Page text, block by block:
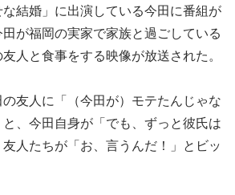
結婚」に出演している今田に番組が
が福岡の実家で家族と過ごしている
人と食事をする映像が放送された。
友人に「（今田が）モテたんじゃな
、今田自身が「でも、ずっと彼氏は
人たちが「お、言うんだ！」とビッ